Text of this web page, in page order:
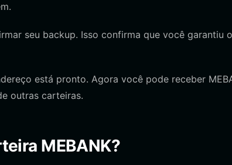
seu backup. Isso confirma que você garantiu o
está pronto. Agora você pode receber
outras carteiras.
MEBANK?